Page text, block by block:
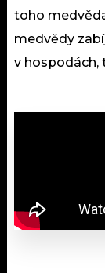
toho
medvědy
v hospodách,